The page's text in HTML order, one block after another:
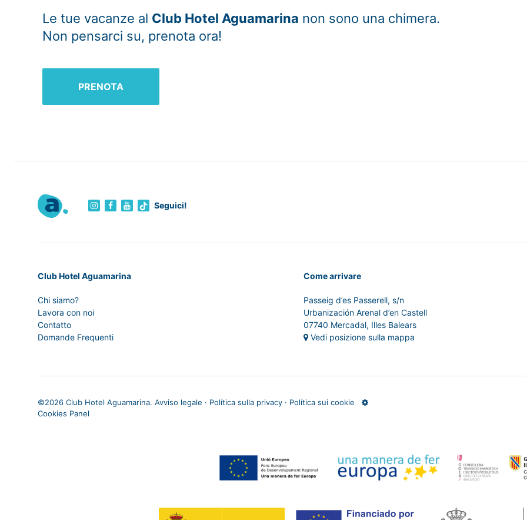
Le tue vacanze al Club Hotel Aguamarina non sono una chimera.
Non pensarci su, prenota ora!
PRENOTA
Seguici!
Club Hotel Aguamarina
Chi siamo?
Lavora con noi
Contatto
Domande Frequenti
Come arrivare
Passeig d’es Passerell, s/n
Urbanización Arenal d’en Castell
07740 Mercadal, Illes Balears
Vedi posizione sulla mappa
©2026 Club Hotel Aguamarina. Avviso legale · Política sulla privacy · Política sui cookie
Cookies Panel